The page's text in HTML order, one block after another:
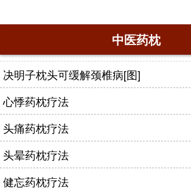
中医药枕
决明子枕头可缓解颈椎病[图]
心悸药枕疗法
头痛药枕疗法
头晕药枕疗法
健忘药枕疗法